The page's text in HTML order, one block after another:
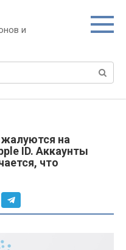
и
на
ID. Аккаунты
что